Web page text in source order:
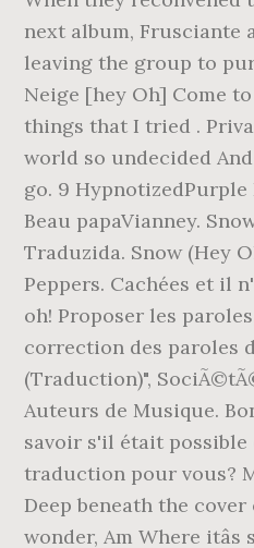
next album, Frusciante
leaving the group to
Neige [hey Oh] Come
things that I tried .
world so undecided
go. 9 HypnotizedPurple
Beau papaVianney.
Traduzida. Snow (Hey
Peppers. Cachées et il
oh! Proposer les
correction des paroles
(Traduction)",
Auteurs de Musique.
savoir s'il était possible
traduction pour vous?
Deep beneath the
wonder, Am Where